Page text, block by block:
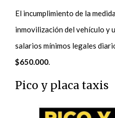
El incumplimiento de la
inmovilización del vehículo y
salarios mínimos legales
$650.000.
Pico y placa taxis